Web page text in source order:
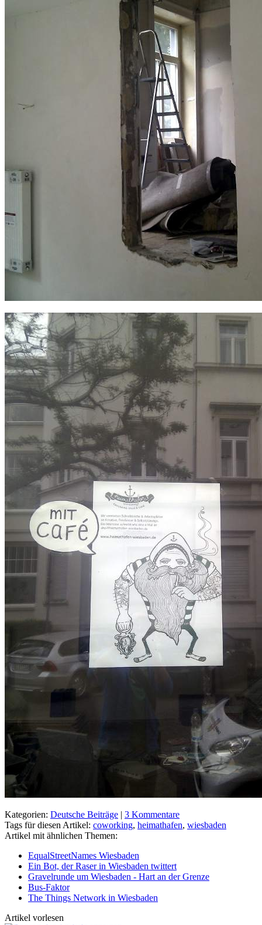
Kategorien: Deutsche Beiträge | 3 Kommentare
Tags für diesen Artikel: coworking, heimathafen, wiesbaden
Artikel mit ähnlichen Themen:
EqualStreetNames Wiesbaden
Ein Bot, der Raser in Wiesbaden twittert
Gravelrunde um Wiesbaden - Hart an der Grenze
Bus-Faktor
The Things Network in Wiesbaden
Artikel vorlesen